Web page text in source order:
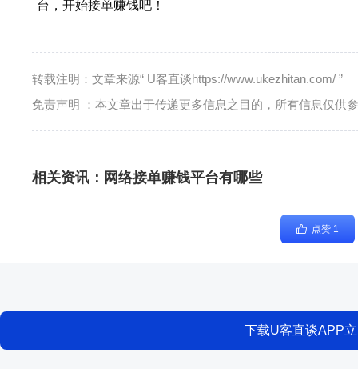
台，开始接单赚钱吧！
转载注明：文章来源“ U客直谈https://www.ukezhitan.com/ ”
免责声明 ：本文章出于传递更多信息之目的，所有信息仅供
相关资讯： 网络接单赚钱平台有哪些
点赞 1
下载U客直谈APP